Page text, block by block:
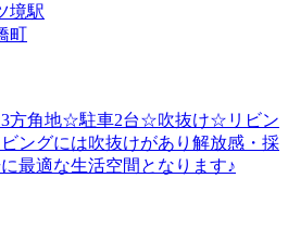
境駅
町
方角地☆駐車2台☆吹抜け☆リビン
グには吹抜けがあり解放感・採
最適な生活空間となります♪